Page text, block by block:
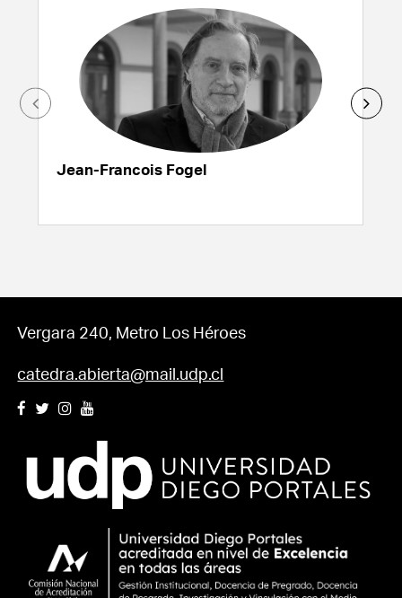
Jean-Francois Fogel
Vergara 240, Metro Los Héroes
catedra.abierta@mail.udp.cl